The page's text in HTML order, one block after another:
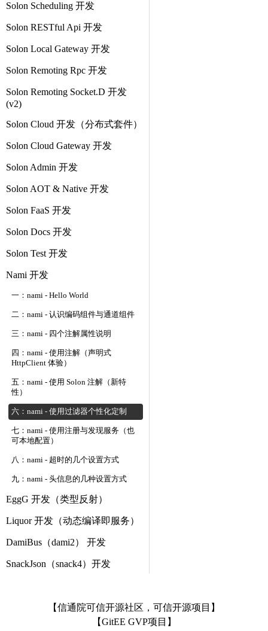
Solon Scheduling 开发
Solon RESTful Api 开发
Solon Local Gateway 开发
Solon Remoting Rpc 开发
Solon Remoting Socket.D 开发
(v2)
Solon Cloud 开发（分布式套件）
Solon Cloud Gateway 开发
Solon Admin 开发
Solon AOT & Native 开发
Solon FaaS 开发
Solon Docs 开发
Solon Test 开发
Nami 开发
一：nami - Hello World
二：nami - 认识编码组件与通道组件
三：nami - 四个注解属性说明
四：nami - 使用注解（声明式
HttpClient 体验）
五：nami - 使用 Solon 注解（新特
性）
六：nami - 使用过滤器个性化定制
七：nami - 使用注册与发现服务（也
可本地配置）
八：nami - 超时的几个设置方式
九：nami - 头信息的几种设置方式
EggG 开发（类型反射）
Liquor 开发（动态编译即服务）
DamiBus（dami2） 开发
SnackJson（snack4）开发
【信通院可信开源社区，可信开源项目】
【GitEE GVP项目】